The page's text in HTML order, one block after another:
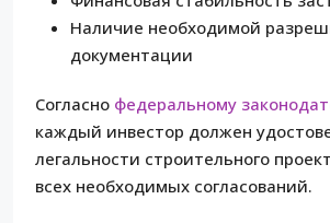
Наличие необходимой
документации
Согласно федеральному
каждый инвестор должен
легальности строительного
всех необходимых согласований.